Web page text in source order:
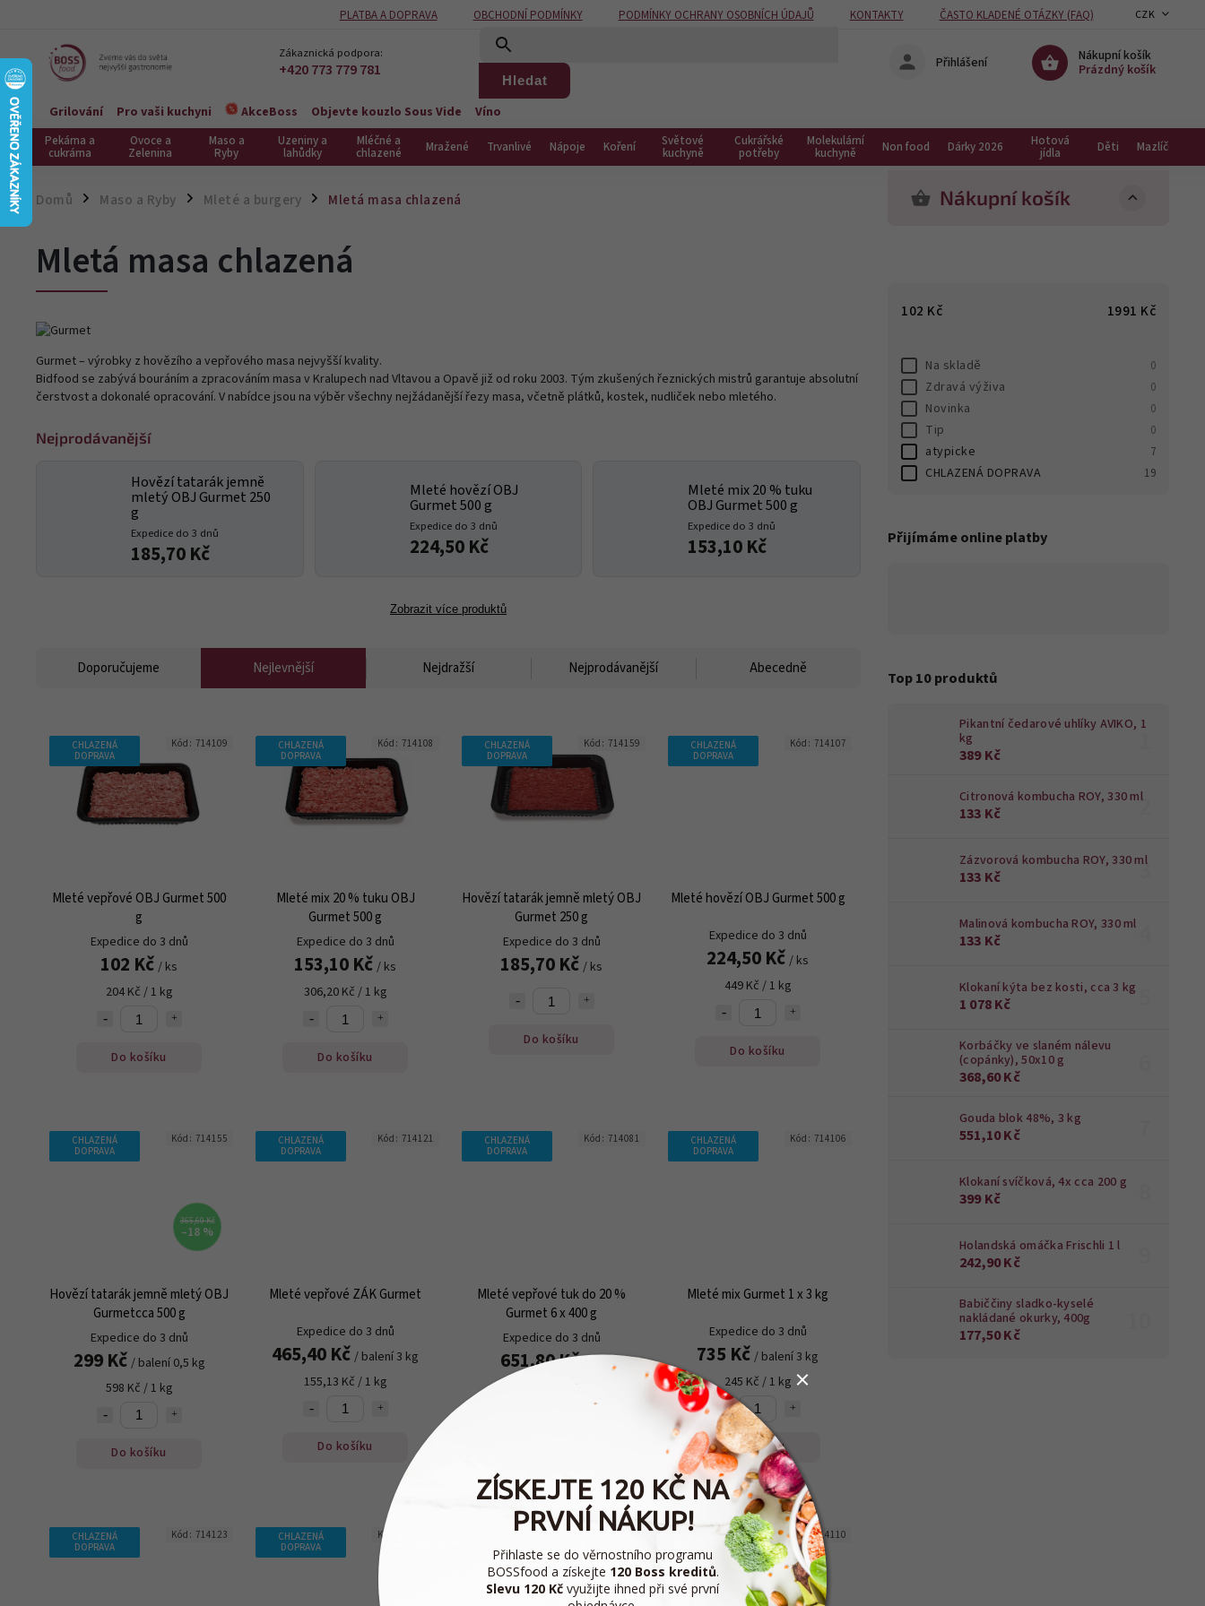
PLATBA A DOPRAVA OBCHODNÍ PODMÍNKY PODMÍNKY OCHRANY OSOBNÍCH ÚDAJŮ KONTAKTY ČASTO KLADENÉ OTÁZKY (FAQ) CZK
Zákaznická podpora:
+420 773 779 781 Hledat
Nákupní košík
Prázdný košík
Přihlášení
Grilování Pro vaši kuchyni AkceBoss Objevte kouzlo Sous Vide Víno
Pekárna a
cukrárna
Ovoce a
Zelenina
Maso a
Ryby
Uzeniny a
lahůdky
Mléčné a
chlazené Mražené Trvanlivé Nápoje Koření Světové
kuchyně
Cukrářské
potřeby
Molekulární
kuchyně Non food Dárky 2026 Hotová
jídla Děti Mazlíčci
Domů / Maso a Ryby / Mleté a burgery / Mletá masa chlazená Nákupní košík
102 Kč 1991 Kč
Na skladě 0
Zdravá výživa 0
Novinka 0
Tip 0
atypicke 7
CHLAZENÁ DOPRAVA 19
Přijímáme online platby
Top 10 produktů
Pikantní čedarové uhlíky AVIKO, 1
kg
389 Kč
Citronová kombucha ROY, 330 ml
133 Kč
Zázvorová kombucha ROY, 330 ml
133 Kč
Malinová kombucha ROY, 330 ml
133 Kč
Klokaní kýta bez kosti, cca 3 kg
1 078 Kč
Korbáčky ve slaném nálevu
(copánky), 50x10 g
368,60 Kč
Gouda blok 48%, 3 kg
551,10 Kč
Klokaní svíčková, 4x cca 200 g
399 Kč
Holandská omáčka Frischli 1 l
242,90 Kč
Babiččiny sladko-kyselé
nakládané okurky, 400g
177,50 Kč
Mletá masa chlazená
Gurmet – výrobky z hovězího a vepřového masa nejvyšší kvality.
Bidfood se zabývá bouráním a zpracováním masa v Kralupech nad Vltavou a Opavě již od roku 2003. Tým zkušených řeznických mistrů garantuje absolutní
čerstvost a dokonalé opracování. V nabídce jsou na výběr všechny nejžádanější řezy masa, včetně plátků, kostek, nudliček nebo mletého.
Nejprodávanější
Hovězí tatarák jemně
mletý OBJ Gurmet 250
g
Expedice do 3 dnů
185,70 Kč
Mleté hovězí OBJ
Gurmet 500 g
Expedice do 3 dnů
224,50 Kč
Mleté mix 20 % tuku
OBJ Gurmet 500 g
Expedice do 3 dnů
153,10 Kč
Zobrazit více produktů
Doporučujeme Nejlevnější Nejdražší Nejprodávanější Abecedně
CHLAZENÁ
DOPRAVA
Mleté vepřové OBJ Gurmet 500
g
Expedice do 3 dnů
102 Kč / ks
204 Kč / 1 kg
Do košíku
Kód: 714109
CHLAZENÁ
DOPRAVA
Mleté mix 20 % tuku OBJ
Gurmet 500 g
Expedice do 3 dnů
153,10 Kč / ks
306,20 Kč / 1 kg
Do košíku
Kód: 714108
CHLAZENÁ
DOPRAVA
Hovězí tatarák jemně mletý OBJ
Gurmet 250 g
Expedice do 3 dnů
185,70 Kč / ks
Do košíku
Kód: 714159
CHLAZENÁ
DOPRAVA
Mleté hovězí OBJ Gurmet 500 g
Expedice do 3 dnů
224,50 Kč / ks
449 Kč / 1 kg
Do košíku
Kód: 714107
CHLAZENÁ
DOPRAVA
365,60 Kč
–18 %
Hovězí tatarák jemně mletý OBJ
Gurmetcca 500 g
Expedice do 3 dnů
299 Kč / balení 0,5 kg
598 Kč / 1 kg
Do košíku
Kód: 714155
CHLAZENÁ
DOPRAVA
Mleté vepřové ZÁK Gurmet
Expedice do 3 dnů
465,40 Kč / balení 3 kg
155,13 Kč / 1 kg
Do košíku
Kód: 714121
CHLAZENÁ
DOPRAVA
Mleté vepřové tuk do 20 %
Gurmet 6 x 400 g
Expedice do 3 dnů
651,80 Kč
Kód: 714081
CHLAZENÁ
DOPRAVA
Mleté mix Gurmet 1 x 3 kg
Expedice do 3 dnů
735 Kč / balení 3 kg
245 Kč / 1 kg
Do košíku
Kód: 714106
CHLAZENÁ
DOPRAVA
Kód: 714123
CHLAZENÁ
DOPRAVA
Kód:
DOPRAVA
Kód: 714124
CHLAZENÁ
DOPRAVA
Kód:714110
ZÍSKEJTE 120 KČ NA
PRVNÍ NÁKUP!
Přihlaste se do věrnostního programu
BOSSfood a získejte 120 Boss kreditů.
Slevu 120 Kč využijte ihned při své první